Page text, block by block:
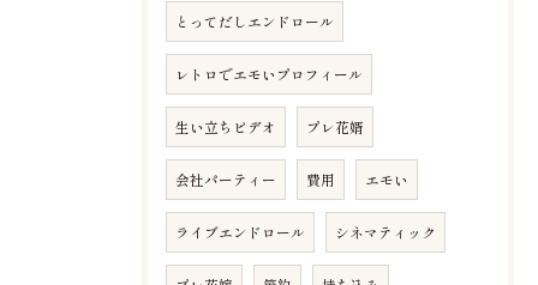
とってだしエンドロール
レトロでエモいプロフィール
生い立ちビデオ プレ花婿
会社パーティー 費用 エモい
ライブエンドロール シネマティック